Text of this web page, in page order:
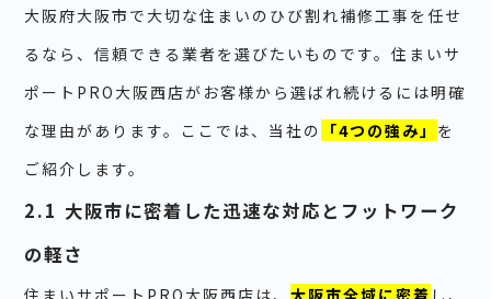
大阪府大阪市で大切な住まいのひび割れ補修工事を任せ
るなら、信頼できる業者を選びたいものです。住まいサ
ポートPRO大阪西店がお客様から選ばれ続けるには明確
な理由があります。ここでは、当社の 「4つの強み」 を
ご紹介します。
2.1 大阪市に密着した迅速な対応とフットワーク
の軽さ